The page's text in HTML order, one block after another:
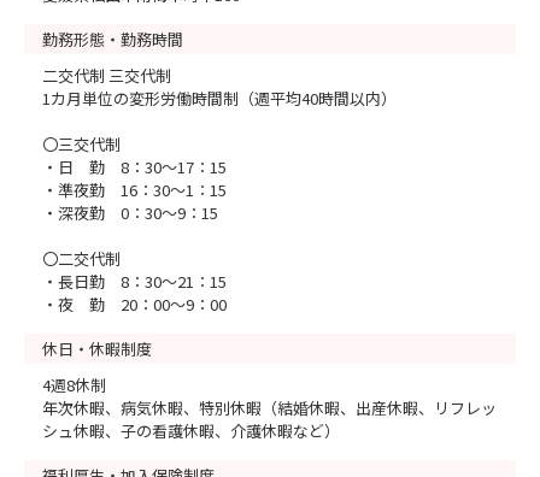
勤務形態・勤務時間
二交代制 三交代制
1カ月単位の変形労働時間制（週平均40時間以内）
〇三交代制
・日 勤 8：30～17：15
・準夜勤 16：30～1：15
・深夜勤 0：30～9：15
〇二交代制
・長日勤 8：30～21：15
・夜 勤 20：00～9：00
休日・休暇制度
4週8休制
年次休暇、病気休暇、特別休暇（結婚休暇、出産休暇、リフレッ
シュ休暇、子の看護休暇、介護休暇など）